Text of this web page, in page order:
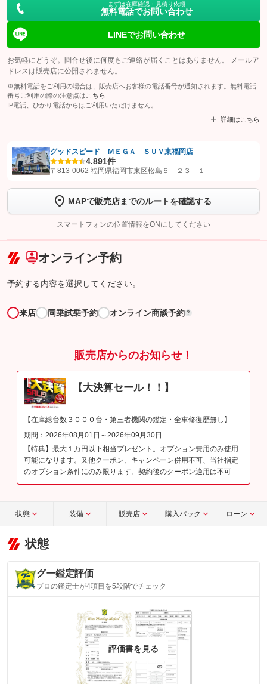
まずは在庫確認・見積り依頼
無料電話でお問い合わせ
LINEでお問い合わせ
お気軽にどうぞ。問合せ後に何度もご連絡が届くことはありません。 メールア
ドレスは販売店に公開されません。
※無料電話をご利用の場合は、販売店へお客様の電話番号が通知されます。無料電話
番号ご利用の際の注意点は こちら
IP電話、ひかり電話からはご利用いただけません。
詳細はこちら
【STEP1】認証画面でグーネットを友だち追加してから「許可する」ボタンを押
トーク画面で
ボタンをタップして問い合わせを
完了してください。
こちら
グッドスピード ＭＥＧＡ ＳＵＶ東福岡店
4.891件
〒813-0062 福岡県福岡市東区松島５－２３－１
MAPで販売店までのルートを確認する
スマートフォンの位置情報をONにしてください
オンライン予約
予約する内容を選択してください。
来店 同乗試乗予約 オンライン商談予約 ?
販売店からのお知らせ！
【大決算セール！！】
【在庫総台数３０００台・第三者機関の鑑定・全車修復歴無し】
期間：2026年08月01日～2026年09月30日
【特典】最大１万円以下相当プレゼント。オプション費用のみ使用
可能になります。又他クーポン、キャンペーン併用不可、当社指定
のオプション条件にのみ限ります。契約後のクーポン適用は不可
状態 装備 販売店 購入パック ローン
状態
グー鑑定評価
プロの鑑定士が4項目を5段階でチェック
評価書を見る